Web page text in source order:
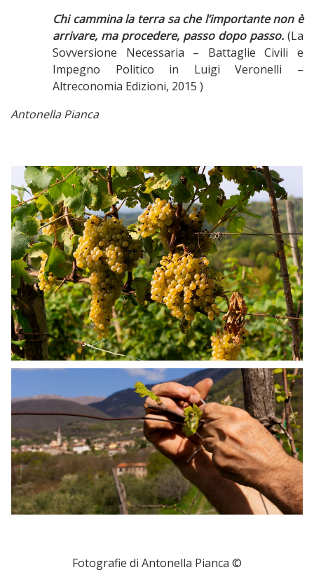
Chi cammina la terra sa che l’importante non è
arrivare, ma procedere, passo dopo passo. (La
Sovversione Necessaria – Battaglie Civili e
Impegno Politico in Luigi Veronelli –
Altreconomia Edizioni, 2015 )
Antonella Pianca
Fotografie di Antonella Pianca ©